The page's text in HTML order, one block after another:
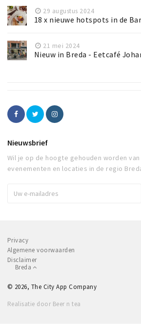
29 augustus 2024
18 x nieuwe hotspots in de
21 mei 2024
Nieuw in Breda - Eetcafé
Nieuwsbrief
Wil je op de hoogte gehouden worden
evenementen en locaties in de regio
Privacy
Algemene voorwaarden
Disclaimer
Breda
© 2026, The City App Company
Realisatie door Beer n tea